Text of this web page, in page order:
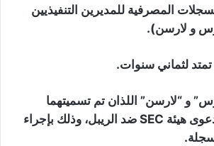
المصرفية للمديرين التنفيذيين
و لارسن).
لثماني سنوات.
و “لارسن” اللذان تم تسميتهما
كمدعى عليهم في دعوى هيئة SEC ضد الريبل، وذلك بإجراء